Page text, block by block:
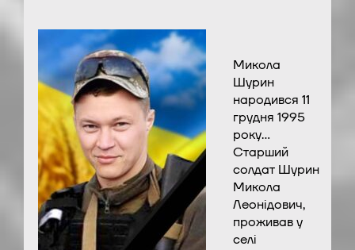
Микола
Шурин
народився 11
грудня 1995
року…
Старший
солдат Шурин
Микола
Леонідович,
проживав у
селі